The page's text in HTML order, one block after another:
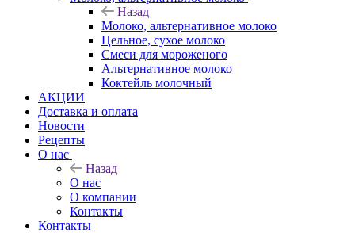
Назад
Молоко, альтернативное молоко
Цельное, сухое молоко
Смеси для мороженого
Альтернативное молоко
Коктейль молочный
АКЦИИ
Доставка и оплата
Новости
Рецепты
О нас
Назад
О нас
О компании
Контакты
Контакты